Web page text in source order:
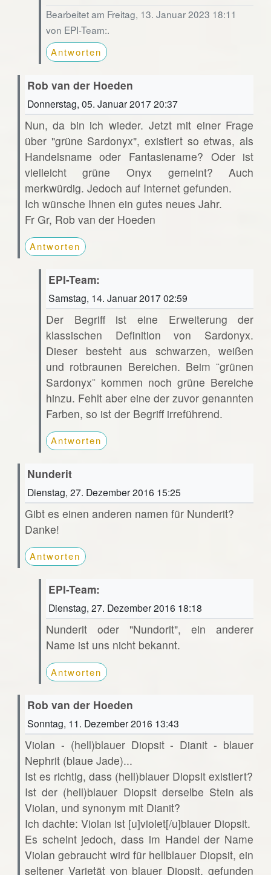
Bearbeitet am Freitag, 13. Januar 2023 18:11
von EPI-Team:.
Antworten
Rob van der Hoeden
Donnerstag, 05. Januar 2017 20:37
Nun, da bin ich wieder. Jetzt mit einer Frage
über "grüne Sardonyx", existiert so etwas, als
Handelsname oder Fantasiename? Oder ist
vielleicht grüne Onyx gemeint? Auch
merkwürdig. Jedoch auf Internet gefunden.
Ich wünsche Ihnen ein gutes neues Jahr.
Fr Gr, Rob van der Hoeden
Antworten
EPI-Team:
Samstag, 14. Januar 2017 02:59
Der Begriff ist eine Erweiterung der
klassischen Definition von Sardonyx.
Dieser besteht aus schwarzen, weißen
und rotbraunen Bereichen. Beim ¨grünen
Sardonyx¨ kommen noch grüne Bereiche
hinzu. Fehlt aber eine der zuvor genannten
Farben, so ist der Begriff irreführend.
Antworten
Nunderit
Dienstag, 27. Dezember 2016 15:25
Gibt es einen anderen namen für Nunderit?
Danke!
Antworten
EPI-Team:
Dienstag, 27. Dezember 2016 18:18
Nunderit oder "Nundorit", ein anderer
Name ist uns nicht bekannt.
Antworten
Rob van der Hoeden
Sonntag, 11. Dezember 2016 13:43
Violan - (hell)blauer Diopsit - Dianit - blauer
Nephrit (blaue Jade)...
Ist es richtig, dass (hell)blauer Diopsit existiert?
Ist der (hell)blauer Diopsit derselbe Stein als
Violan, und synonym mit Dianit?
Ich dachte: Violan ist [u]violet[/u]blauer Diopsit.
Es scheint jedoch, dass im Handel der Name
Violan gebraucht wird für hellblauer Diopsit, ein
seltener Varietät von blauer Diopsit, gefunden